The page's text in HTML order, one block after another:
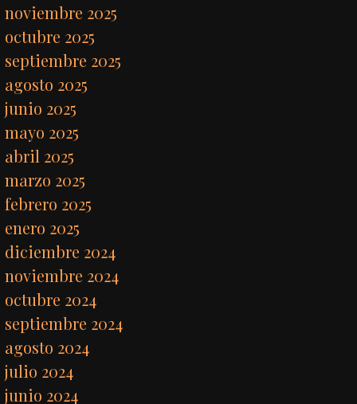
noviembre 2025
octubre 2025
septiembre 2025
agosto 2025
junio 2025
mayo 2025
abril 2025
marzo 2025
febrero 2025
enero 2025
diciembre 2024
noviembre 2024
octubre 2024
septiembre 2024
agosto 2024
julio 2024
junio 2024